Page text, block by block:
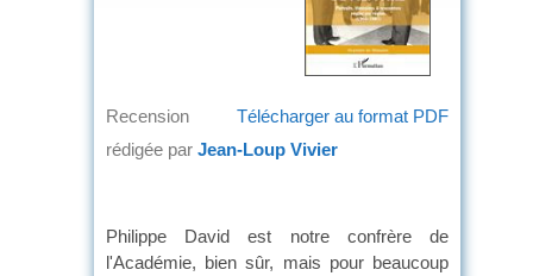
Télécharger au format PDF
Recension
rédigée par Jean-Loup Vivier
Philippe David est notre confrère de
l'Académie, bien sûr, mais pour beaucoup